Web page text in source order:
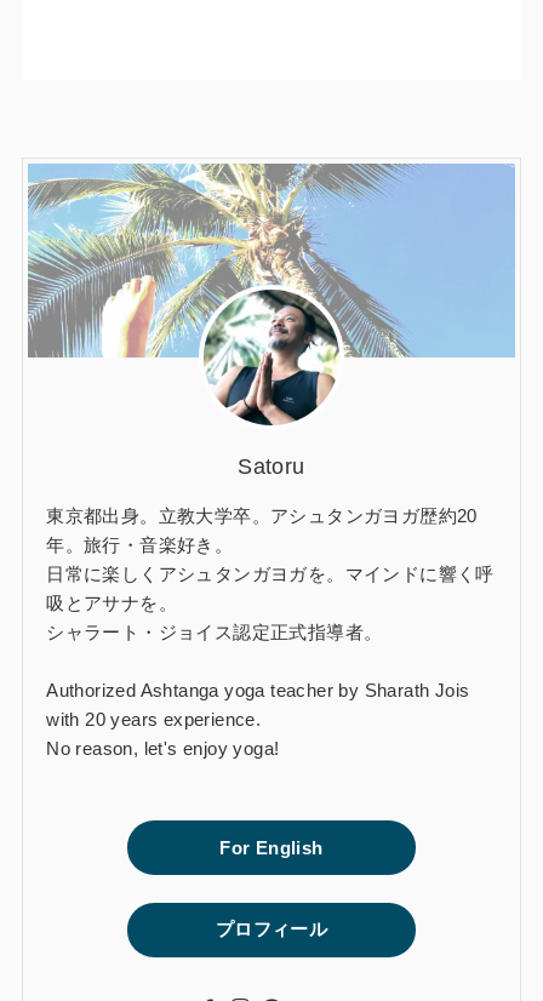
Satoru
東京都出身。立教大学卒。アシュタンガヨガ歴約20
年。旅行・音楽好き。
日常に楽しくアシュタンガヨガを。マインドに響く呼
吸とアサナを。
シャラート・ジョイス認定正式指導者。
Authorized Ashtanga yoga teacher by Sharath Jois
with 20 years experience.
No reason, let's enjoy yoga!
For English
プロフィール